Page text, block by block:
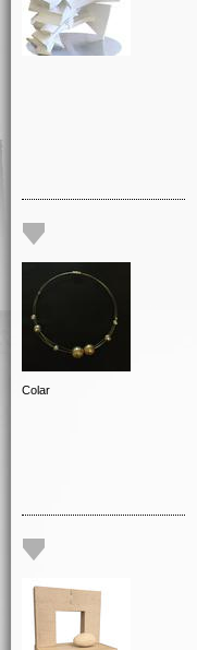
Colar